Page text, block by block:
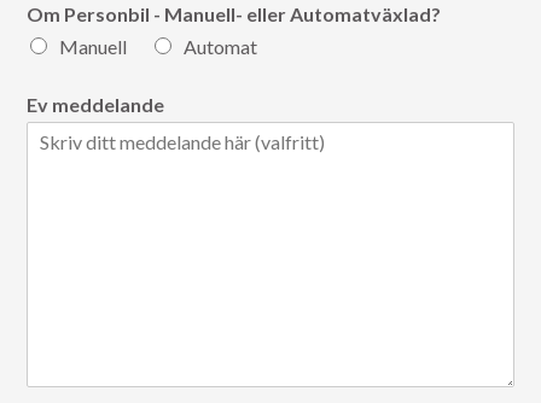
Om Personbil - Manuell- eller Automatväxlad?
Manuell
Automat
Ev meddelande